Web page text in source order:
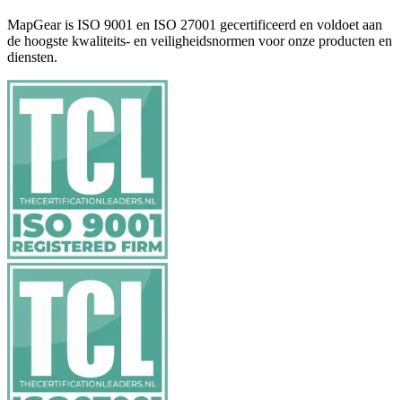
MapGear is ISO 9001 en ISO 27001 gecertificeerd en voldoet aan
de hoogste kwaliteits- en veiligheidsnormen voor onze producten en
diensten.